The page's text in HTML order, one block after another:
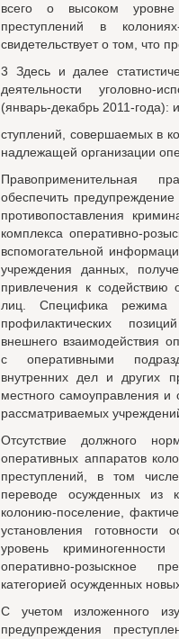
всего о высоком уровне
преступлений в
свидетельствует о том, что
3 Здесь и далее
деятельности уголовно-
(январь-декабрь 2011-
ступлений, совершаемых в
надлежащей организации
Правоприменительная
обеспечить
противопоставления
комплекса оперативно-
вспомогательной
учреждения данных,
привлечения к содействию
лиц. Специфика режима
профилактических
внешнего взаимодействия
с оперативными
внутренних дел и других
местного самоуправления и
рассматриваемых
Отсутствие должного
оперативных аппаратов
преступлений, в том
переводе осужденных из
колонию-поселение,
установления
уровень
оперативно-розыскное
категорией осужденных
С учетом изложенного
предупреждения